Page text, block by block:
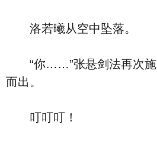
洛若曦从空中坠落。
“你……”张悬剑法再次施
而出。
叮叮叮！